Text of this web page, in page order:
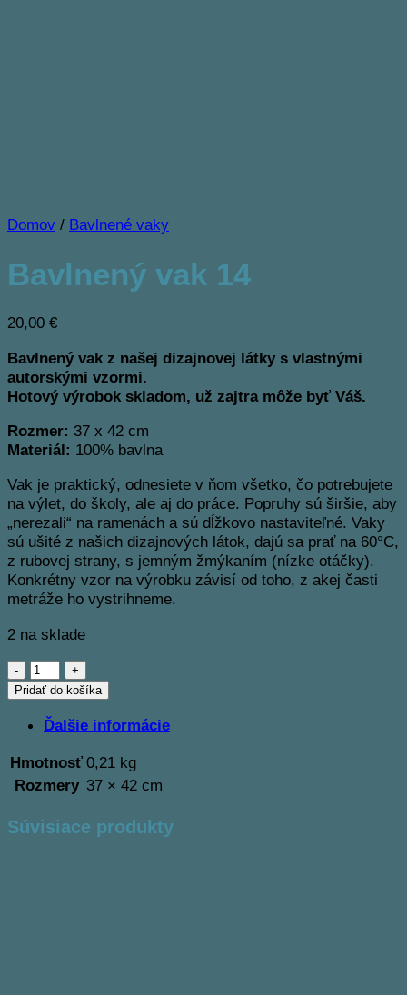
Domov / Bavlnené vaky
Bavlnený vak 14
20,00 €
Bavlnený vak z našej dizajnovej látky s vlastnými
autorskými vzormi.
Hotový výrobok skladom, už zajtra môže byť Váš.
Rozmer: 37 x 42 cm
Materiál: 100% bavlna
Vak je praktický, odnesiete v ňom všetko, čo potrebujete
na výlet, do školy, ale aj do práce. Popruhy sú širšie, aby
„nerezali“ na ramenách a sú dĺžkovo nastaviteľné. Vaky
sú ušité z našich dizajnových látok, dajú sa prať na 60°C,
z rubovej strany, s jemným žmýkaním (nízke otáčky).
Konkrétny vzor na výrobku závisí od toho, z akej časti
metráže ho vystrihneme.
2 na sklade
množstvo
Bavlnený
14
Pridať do košíka
Ďalšie informácie
Hmotnosť 0,21 kg
Rozmery 37 × 42 cm
Súvisiace produkty